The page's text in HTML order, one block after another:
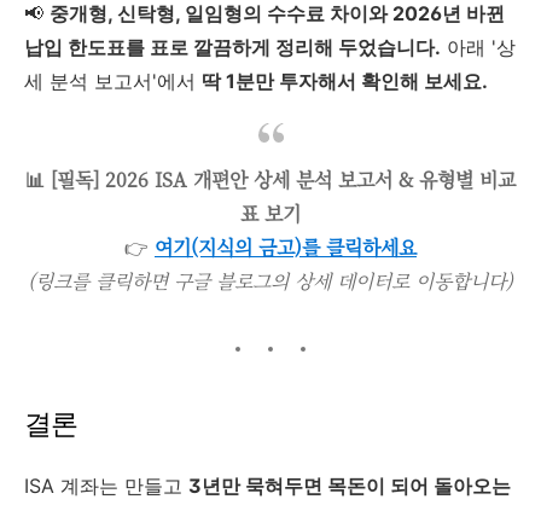
📢 중개형, 신탁형, 일임형의 수수료 차이와 2026년 바뀐
납입 한도표를 표로 깔끔하게 정리해 두었습니다. 아래 '상
세 분석 보고서'에서 딱 1분만 투자해서 확인해 보세요.
📊 [필독] 2026 ISA 개편안 상세 분석 보고서 & 유형별 비교
표 보기
👉 여기(지식의 금고)를 클릭하세요
(링크를 클릭하면 구글 블로그의 상세 데이터로 이동합니다)
결론
ISA 계좌는 만들고 3년만 묵혀두면 목돈이 되어 돌아오는